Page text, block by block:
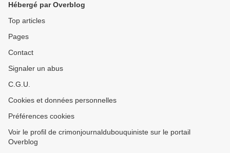
Hébergé par Overblog
Top articles
Pages
Contact
Signaler un abus
C.G.U.
Cookies et données personnelles
Préférences cookies
Voir le profil de crimonjournaldubouquiniste sur le portail
Overblog